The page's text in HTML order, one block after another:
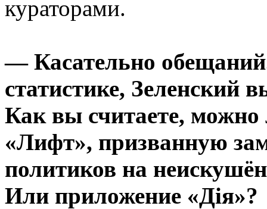
кураторами.
— Касательно
статистике, Зеленский
Как вы считаете,
«Лифт», призванную
политиков на
Или приложение «Дія»?